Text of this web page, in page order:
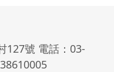
127號 電話：03-